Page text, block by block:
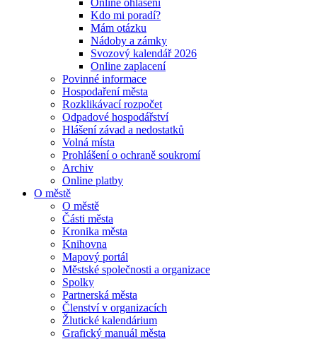
Online ohlášení
Kdo mi poradí?
Mám otázku
Nádoby a zámky
Svozový kalendář 2026
Online zaplacení
Povinné informace
Hospodaření města
Rozklikávací rozpočet
Odpadové hospodářství
Hlášení závad a nedostatků
Volná místa
Prohlášení o ochraně soukromí
Archiv
Online platby
O městě
O městě
Části města
Kronika města
Knihovna
Mapový portál
Městské společnosti a organizace
Spolky
Partnerská města
Členství v organizacích
Žlutické kalendárium
Grafický manuál města